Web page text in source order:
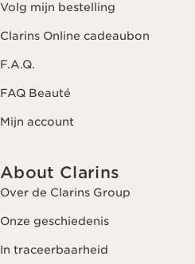
Volg mijn bestelling
Clarins Online cadeaubon
F.A.Q.
FAQ Beauté
Mijn account
About Clarins
Over de Clarins Group
Onze geschiedenis
In traceerbaarheid